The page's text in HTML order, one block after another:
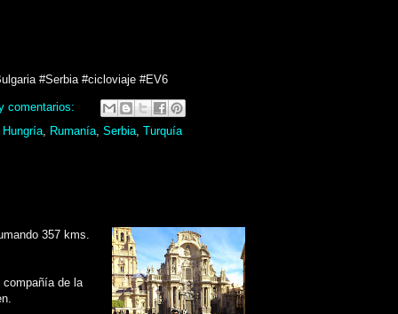
#Serbia #cicloviaje #EV6
comentarios:
Hungría, Rumanía, Serbia, Turquía
357 kms.
compañía de la